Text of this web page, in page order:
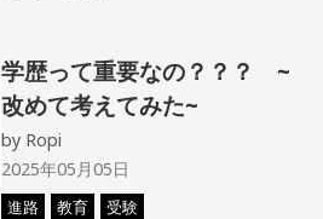
学歴って重要なの？？？ ~
改めて考えてみた~
by Ropi
2025年05月05日
進路 教育 受験